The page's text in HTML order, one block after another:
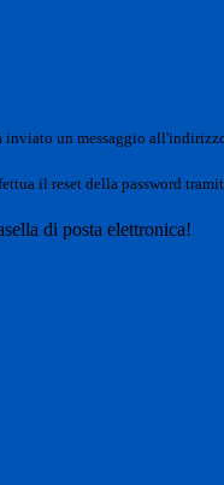
inviato un messaggio
il reset della password
di posta elettronica!